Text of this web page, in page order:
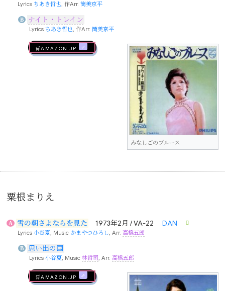
Lyricsちあき哲也, 作Arr.筒美京平
B ナイト・トレイン
Lyrics ちあき哲也 , 作Arr. 筒美京平
みなしごのブルース
🛒AMAZON.jp
粟根まりえ
A 雪の朝さよならを見た 1973年2月 / VA-22 DAN
Lyrics小谷夏, Music かまやつひろし, Arr.高橋五郎
B 思い出の国
Lyrics 小谷夏, Music 林哲司 , Arr. 高橋五郎
🛒AMAZON.jp